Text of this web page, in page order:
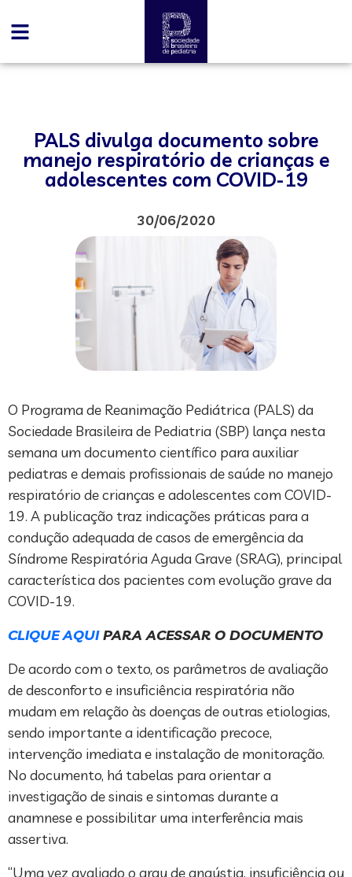
PALS divulga documento sobre
manejo respiratório de crianças e
adolescentes com COVID-19
30/06/2020
O Programa de Reanimação Pediátrica (PALS) da
Sociedade Brasileira de Pediatria (SBP) lança nesta
semana um documento científico para auxiliar
pediatras e demais profissionais de saúde no manejo
respiratório de crianças e adolescentes com COVID-
19. A publicação traz indicações práticas para a
condução adequada de casos de emergência da
Síndrome Respiratória Aguda Grave (SRAG), principal
característica dos pacientes com evolução grave da
COVID-19.
CLIQUE AQUIPARA ACESSAR O DOCUMENTO
De acordo com o texto, os parâmetros de avaliação
de desconforto e insuficiência respiratória não
mudam em relação às doenças de outras etiologias,
sendo importante a identificação precoce,
intervenção imediata e instalação de monitoração.
No documento, há tabelas para orientar a
investigação de sinais e sintomas durante a
anamnese e possibilitar uma interferência mais
assertiva.
“Uma vez avaliado o grau de angústia, insuficiência ou